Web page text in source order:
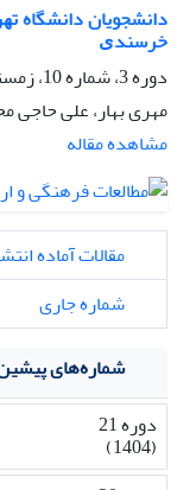
دانشجویان دانشگاه
ﺧﺮﺳﻨﺪﻯ
دوره 3، شماره 10، زمستان 1386، صفحه
مهری بهار، علی حاجی
مشاهده مقاله
مقالات آماده
شماره جاری
شماره‌های
دوره 21
(1404)